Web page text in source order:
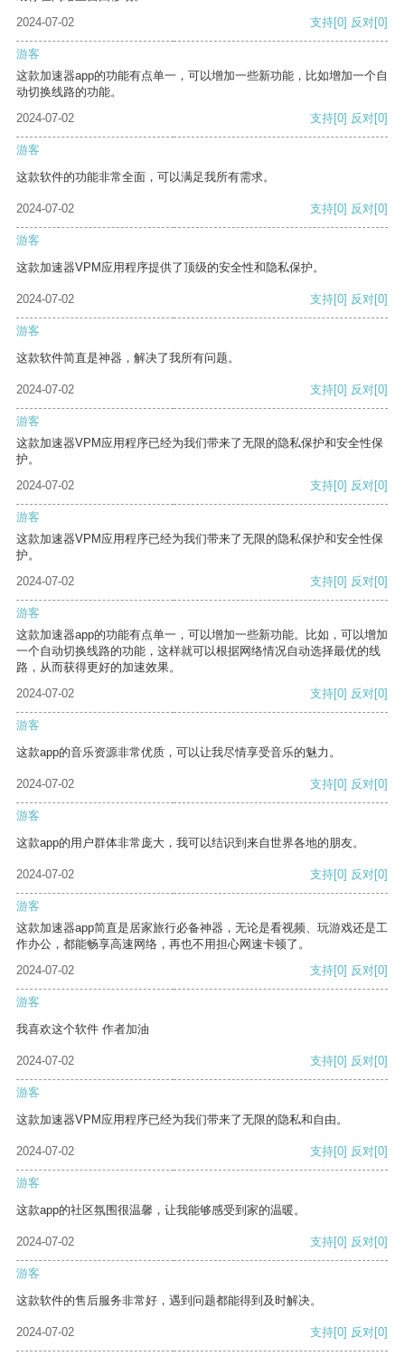
2024-07-02
支持[0] 反对[0]
游客
这款加速器app的功能有点单一，可以增加一些新功能，比如增加一个自
动切换线路的功能。
2024-07-02
支持[0] 反对[0]
游客
这款软件的功能非常全面，可以满足我所有需求。
2024-07-02 支持[0] 反对[0]
游客
这款加速器VPM应用程序提供了顶级的安全性和隐私保护。
2024-07-02 支持[0] 反对[0]
游客
这款软件简直是神器，解决了我所有问题。
2024-07-02 支持[0] 反对[0]
游客
这款加速器VPM应用程序已经为我们带来了无限的隐私保护和安全性保
护。
2024-07-02
支持[0] 反对[0]
游客
这款加速器VPM应用程序已经为我们带来了无限的隐私保护和安全性保
护。
2024-07-02
支持[0] 反对[0]
游客
这款加速器app的功能有点单一，可以增加一些新功能。比如，可以增加
一个自动切换线路的功能，这样就可以根据网络情况自动选择最优的线
路，从而获得更好的加速效果。
2024-07-02
支持[0] 反对[0]
游客
这款app的音乐资源非常优质，可以让我尽情享受音乐的魅力。
2024-07-02 支持[0] 反对[0]
游客
这款app的用户群体非常庞大，我可以结识到来自世界各地的朋友。
2024-07-02 支持[0] 反对[0]
游客
这款加速器app简直是居家旅行必备神器，无论是看视频、玩游戏还是工
作办公，都能畅享高速网络，再也不用担心网速卡顿了。
2024-07-02
支持[0] 反对[0]
游客
我喜欢这个软件 作者加油
2024-07-02 支持[0] 反对[0]
游客
这款加速器VPM应用程序已经为我们带来了无限的隐私和自由。
2024-07-02 支持[0] 反对[0]
游客
这款app的社区氛围很温馨，让我能够感受到家的温暖。
2024-07-02 支持[0] 反对[0]
游客
这款软件的售后服务非常好，遇到问题都能得到及时解决。
2024-07-02 支持[0] 反对[0]